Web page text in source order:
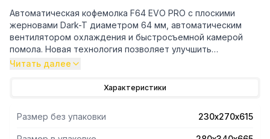
Автоматическая кофемолка F64 EVO PRO с плоскими
жерновами Dark-T диаметром 64 мм, автоматическим
вентилятором охлаждения и быстросъемной камерой
помола. Новая технология позволяет улучшить
характеристики материала и многократно повысить срок.
обслуживание кофемолки стало более простым и
замены жерновов. Это решение позволяет получить
доступ к камере для помола, просто открыв два зажима,
Читать далее
Характеристики
Размер без упаковки 230х270х615